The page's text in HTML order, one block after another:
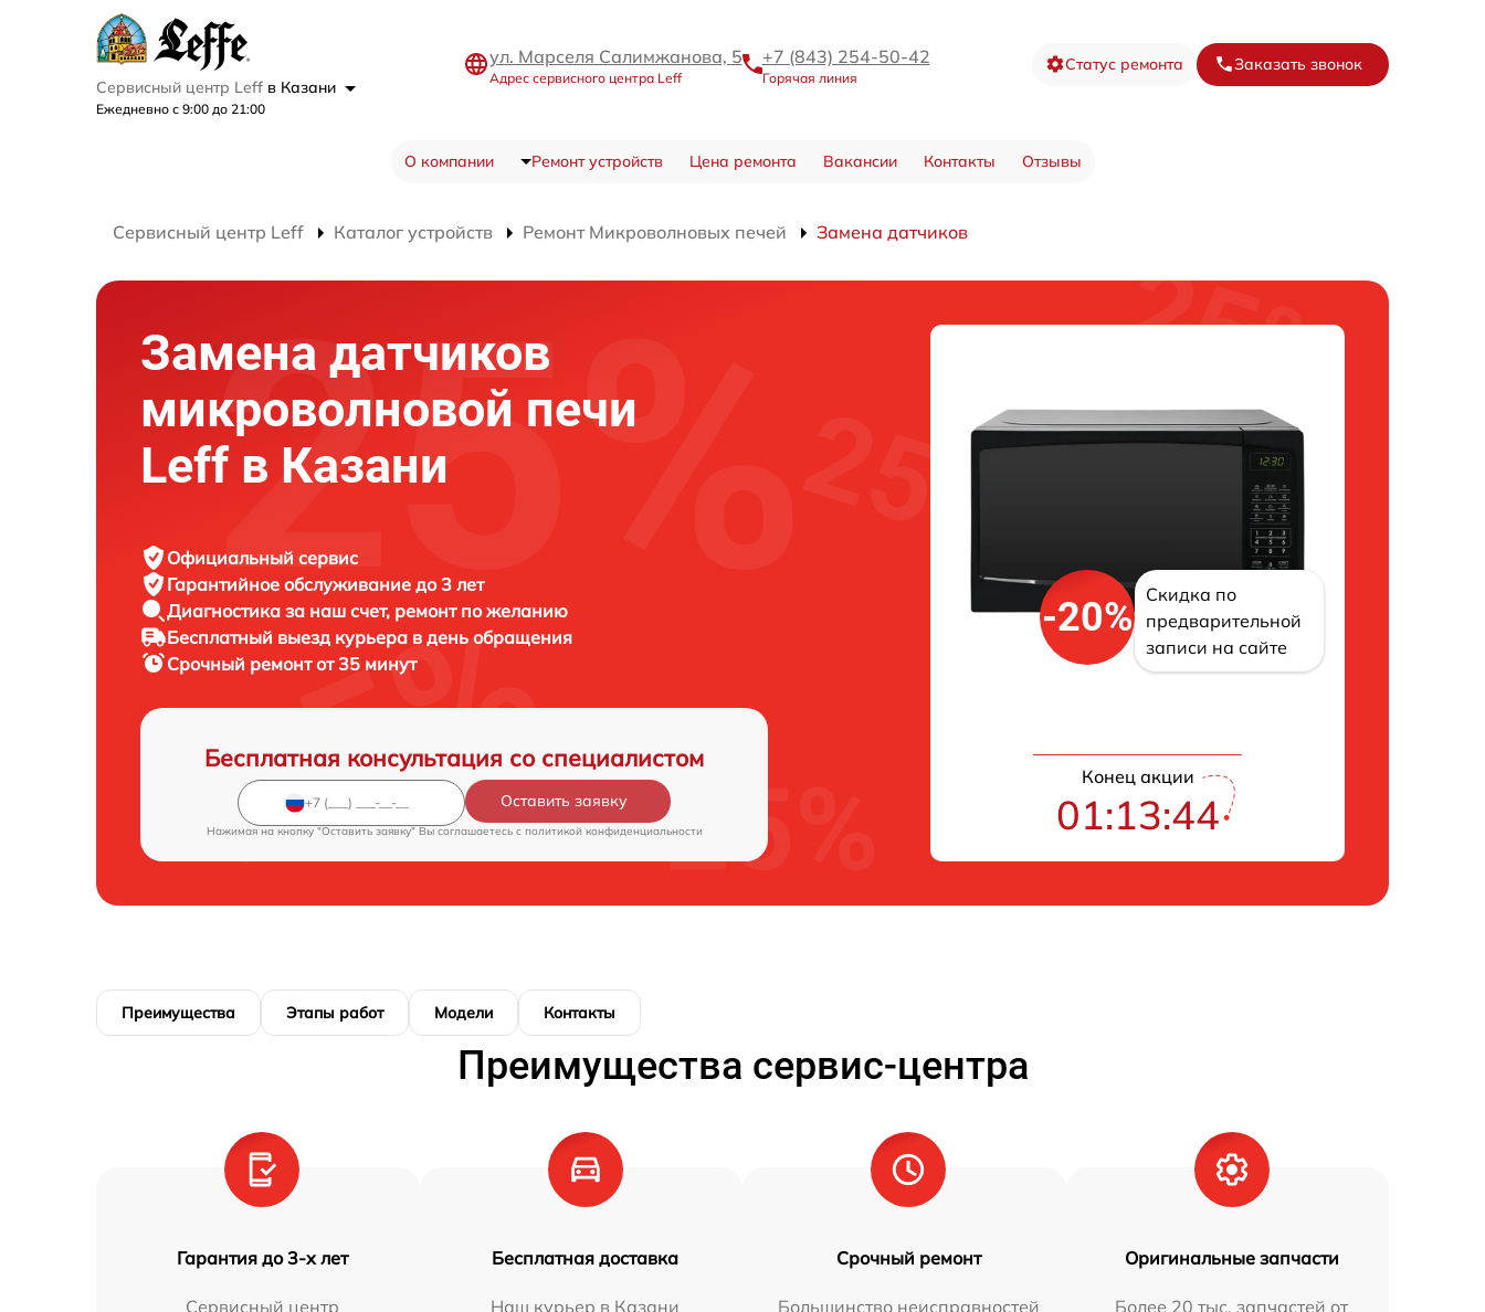
Сервисный центр Leff в Казани
Ежедневно с 9:00 до 21:00
ул. Марселя Салимжанова, 5
Адрес сервисного центра Leff
+7 (843) 254-50-42
Горячая линия
Статус ремонта Заказать звонок
О компании Ремонт устройств Цена ремонта Вакансии Контакты Отзывы
Сервисный центр Leff Каталог устройств Ремонт Микроволновых печей Замена датчиков
Замена датчиков
микроволновой печи
Leff в Казани
Официальный сервис
Гарантийное обслуживание до 3 лет
Диагностика за наш счет, ремонт по желанию
Бесплатный выезд курьера в день обращения
Срочный ремонтот 35 минут
Бесплатная консультация со специалистом
Оставить заявку
Нажимая на кнопку "Оставить заявку" Вы соглашаетесь c политикой конфиденциальности
-20%
Скидка по
предварительной
записи на сайте
Конец акции
01:13:43
Преимущества Этапы работ Модели Контакты
Преимущества сервис-центра
Гарантия до 3-х лет
Сервисный центр
Бесплатная доставка
Наш курьер в Казани
Срочный ремонт
Большинство неисправностей
Оригинальные запчасти
Более 20 тыс. запчастей от